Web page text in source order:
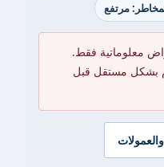
مرتفع
معلوماتية فقط.
بشكل مستقل قبل